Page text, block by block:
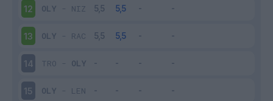
12 OLY - NIZ
13 OLY - RAC
14 TRO - OLY
15 OLY - LEN